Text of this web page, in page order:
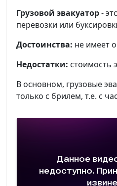
Грузовой эвакуатор-
перевозки или
Достоинства: не имеет
Недостатки: стоимость
В основном, грузовые
только с брилем, т.е. с